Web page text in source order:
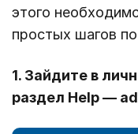
этого
простых шагов
1. Зайдите в
раздел Help —